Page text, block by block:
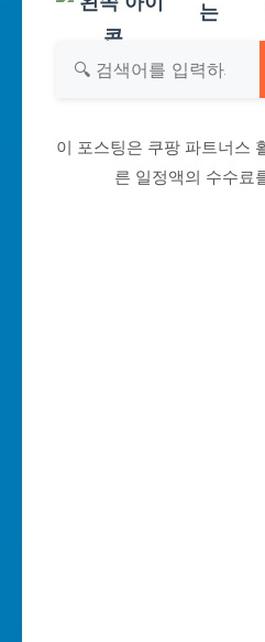
는
이 포스팅은 쿠팡 파트너스
른 일정액의 수수료